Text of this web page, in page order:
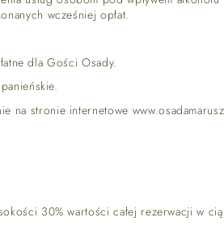
wcześniej opłat.
dla Gości Osady.
na stronie internetowe
30% wartości całej rezerwacji w